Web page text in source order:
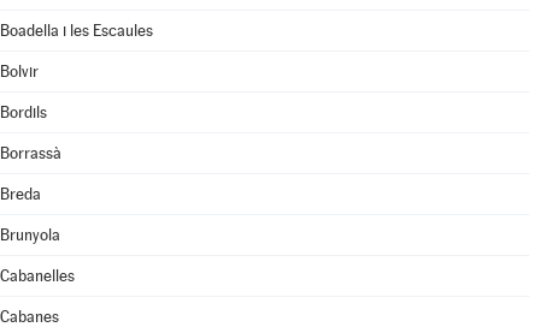
Boadella i les Escaules
Bolvir
Bordils
Borrassà
Breda
Brunyola
Cabanelles
Cabanes